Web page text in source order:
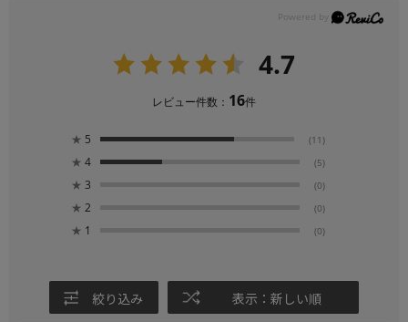
4.7
レビュー件数： 16件
★ 5 (11)
★ 4 (5)
★ 3 (0)
★ 2 (0)
★ 1 (0)
絞り込み 表示：新しい順